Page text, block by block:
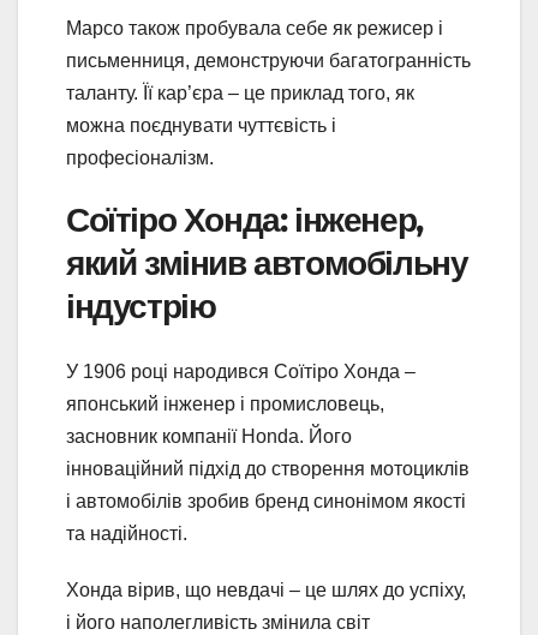
Марсо також пробувала себе як режисер і
письменниця, демонструючи багатогранність
таланту. Її кар’єра – це приклад того, як
можна поєднувати чуттєвість і
професіоналізм.
Соїтіро Хонда: інженер,
який змінив автомобільну
індустрію
У 1906 році народився Соїтіро Хонда –
японський інженер і промисловець,
засновник компанії Honda. Його
інноваційний підхід до створення мотоциклів
і автомобілів зробив бренд синонімом якості
та надійності.
Хонда вірив, що невдачі – це шлях до успіху,
і його наполегливість змінила світ